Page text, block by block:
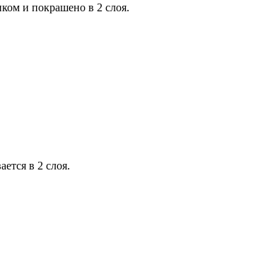
и покрашено в 2 слоя.
в 2 слоя.